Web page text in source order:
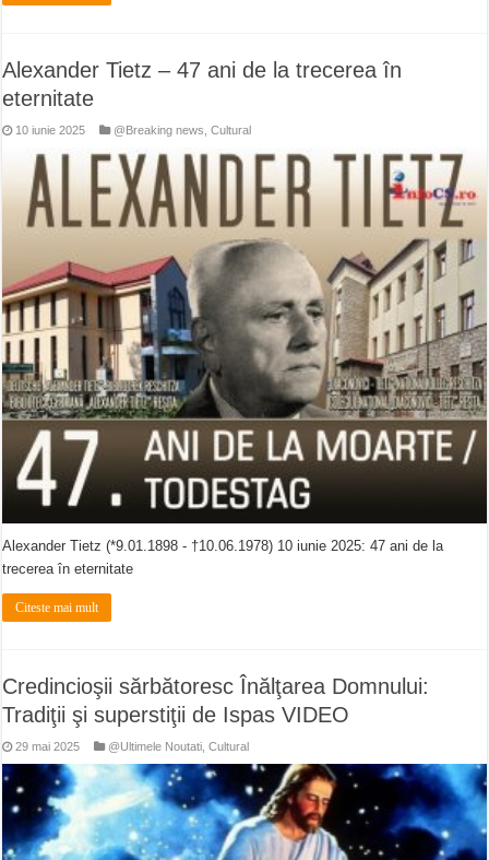
Alexander Tietz – 47 ani de la trecerea în
eternitate
10 iunie 2025 @Breaking news ,Cultural
Alexander Tietz (*9.01.1898 - †10.06.1978) 10 iunie 2025: 47 ani de la
trecerea în eternitate
Citeste mai mult
Credincioşii sărbătoresc Înălţarea Domnului:
Tradiţii şi superstiţii de Ispas VIDEO
29 mai 2025 @Ultimele Noutati ,Cultural